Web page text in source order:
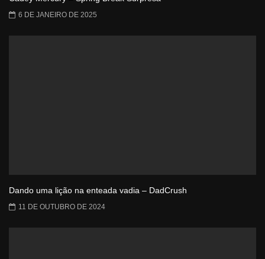
6 DE JANEIRO DE 2025
Dando uma lição na enteada vadia – DadCrush
11 DE OUTUBRO DE 2024